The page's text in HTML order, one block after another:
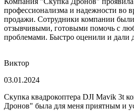
профессионализма и надежности во
продажи. Сотрудники компании
отзывчивыми, готовыми помочь с
проблемами. Быстро оценили и дали
Виктор
03.01.2024
Скупка квадрокоптера DJI Mavik 3t
Дронов" была для меня приятным и